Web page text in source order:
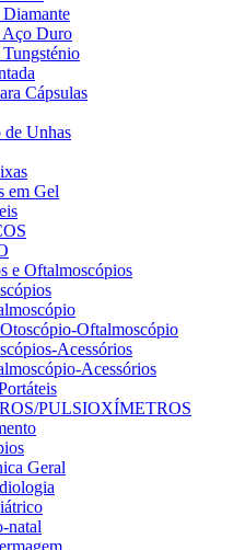
Aço Duro
Cápsulas
de Unhas
em Gel
e Oftalmoscópios
Oftalmoscópio
Acessórios
Acessórios
PULSIOXÍMETROS
Geral
natal